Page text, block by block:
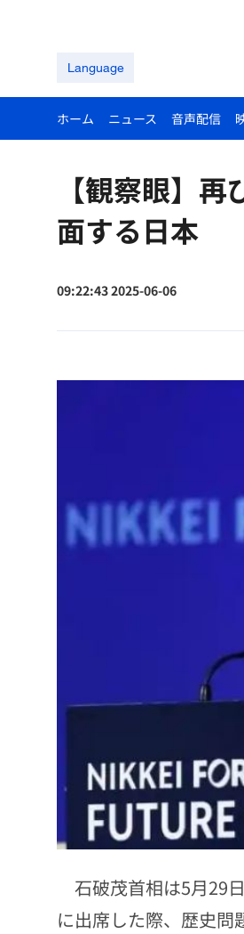
Language
ホーム ニュース 音声配信
【観察眼】
面する日本
09:22:43 2025-06-06
石破茂首相は5月29
に出席した際、歴史問